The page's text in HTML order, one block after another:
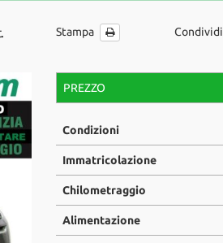
Stampa Condividi
PREZZO
Condizioni
Immatricolazione
Chilometraggio
Alimentazione
Luca Milivinti
luca.milivinti@centrauto.com
+39 329-1147714